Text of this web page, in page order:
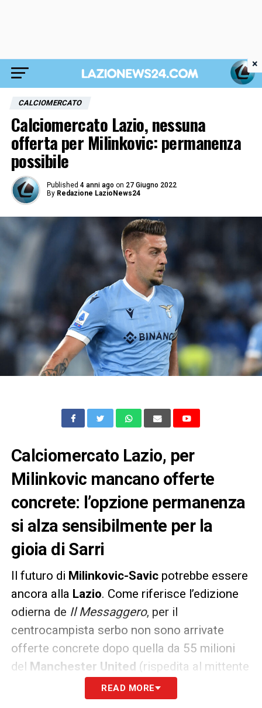
CALCIOMERCATO
Calciomercato Lazio, nessuna
offerta per Milinkovic: permanenza
possibile
Published 4 anni ago on 27 Giugno 2022
By Redazione LazioNews24
Calciomercato Lazio, per
Milinkovic mancano offerte
concrete: l’opzione permanenza
si alza sensibilmente per la
gioia di Sarri
Il futuro di Milinkovic-Savicpotrebbe essere
ancora alla Lazio. Come riferisce l’edizione
odierna de Il Messaggero, per il
centrocampista serbo non sono arrivate
offerte concrete dopo quella da 55 milioni
del Manchester United (rispedita al mittente
READ MORE
×